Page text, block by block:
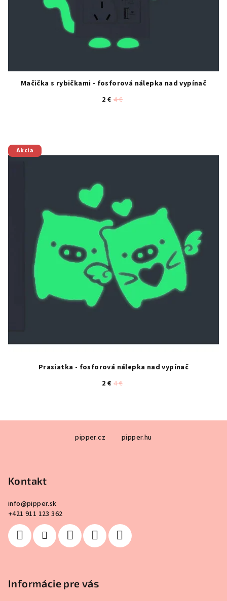
Mačička s rybičkami - fosforová nálepka nad vypínač
2 € 4 €
Akcia
Prasiatka - fosforová nálepka nad vypínač
2 € 4 €
pipper.cz pipper.hu
Kontakt
info@pipper.sk
+421 911 123 362
Informácie pre vás